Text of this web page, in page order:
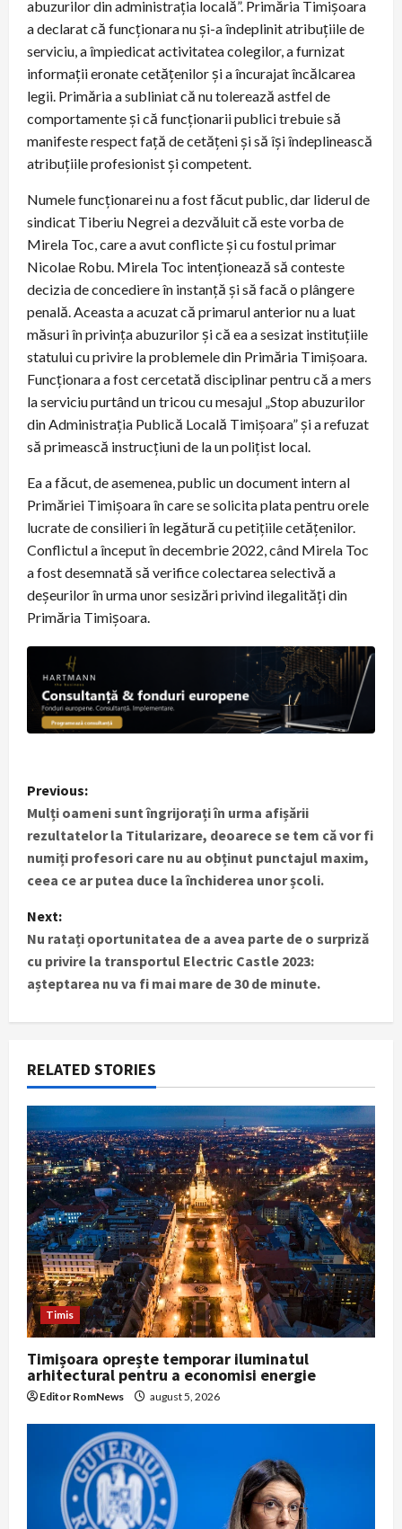
abuzurilor din administrația locală”. Primăria Timișoara
a declarat că funcționara nu și-a îndeplinit atribuțiile de
serviciu, a împiedicat activitatea colegilor, a furnizat
informații eronate cetățenilor și a încurajat încălcarea
legii. Primăria a subliniat că nu tolerează astfel de
comportamente și că funcționarii publici trebuie să
manifeste respect față de cetățeni și să își îndeplinească
atribuțiile profesionist și competent.
Numele funcționarei nu a fost făcut public, dar liderul de
sindicat Tiberiu Negrei a dezvăluit că este vorba de
Mirela Toc, care a avut conflicte și cu fostul primar
Nicolae Robu. Mirela Toc intenționează să conteste
decizia de concediere în instanță și să facă o plângere
penală. Aceasta a acuzat că primarul anterior nu a luat
măsuri în privința abuzurilor și că ea a sesizat instituțiile
statului cu privire la problemele din Primăria Timișoara.
Funcționara a fost cercetată disciplinar pentru că a mers
la serviciu purtând un tricou cu mesajul „Stop abuzurilor
din Administrația Publică Locală Timișoara” și a refuzat
să primească instrucțiuni de la un polițist local.
Ea a făcut, de asemenea, public un document intern al
Primăriei Timișoara în care se solicita plata pentru orele
lucrate de consilieri în legătură cu petițiile cetățenilor.
Conflictul a început în decembrie 2022, când Mirela Toc
a fost desemnată să verifice colectarea selectivă a
deșeurilor în urma unor sesizări privind ilegalități din
Primăria Timișoara.
P
o
s
t
n
a
g
a
t
i
o
n
Previous:
Mulți oameni sunt îngrijorați în urma afișării
rezultatelor la Titularizare, deoarece se tem că vor fi
numiți profesori care nu au obținut punctajul maxim,
ceea ce ar putea duce la închiderea unor școli.
Next:
Nu ratați oportunitatea de a avea parte de o surpriză
cu privire la transportul Electric Castle 2023:
așteptarea nu va fi mai mare de 30 de minute.
RELATED STORIES
Timis
Timișoara oprește temporar iluminatul
arhitectural pentru a economisi energie
Editor RomNews august 5, 2026